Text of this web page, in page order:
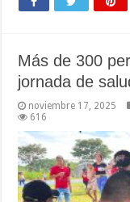
Más de 300
jornada de
noviembre 17, 2025
616